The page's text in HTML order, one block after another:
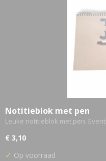
Notitieblok met pen
Leuke notitieblok met pen.
€ 3,10
✓ Op voorraad